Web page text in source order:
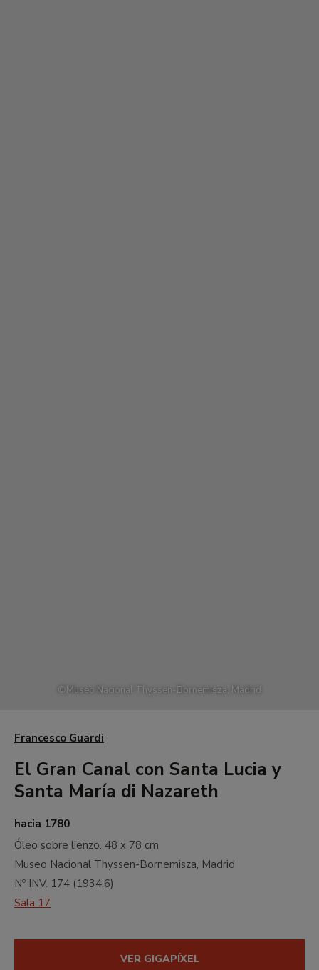
©Museo Nacional Thyssen-Bornemisza, Madrid
Francesco Guardi
El Gran Canal con Santa Lucia y
Santa María di Nazareth
hacia 1780
Óleo sobre lienzo. 48 x 78 cm
Museo Nacional Thyssen-Bornemisza, Madrid
Nº INV. 174 (1934.6)
Sala 17
VER GIGAPÍXEL